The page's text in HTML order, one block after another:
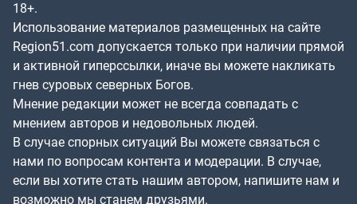
18+.
Использование материалов размещенных на сайте
Region51.com допускается только при наличии прямой
и активной гиперссылки, иначе вы можете накликать
гнев суровых северных Богов.
Мнение редакции может не всегда совпадать с
мнением авторов и недовольных людей.
В случае спорных ситуаций Вы можете связаться с
нами по вопросам контента и модерации. В случае,
если вы хотите стать нашим автором, напишите нам и
возможно мы станем друзьями.